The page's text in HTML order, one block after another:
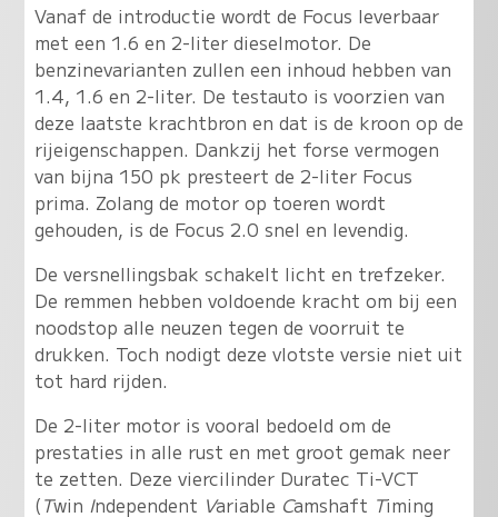
Vanaf de introductie wordt de Focus leverbaar
met een 1.6 en 2-liter dieselmotor. De
benzinevarianten zullen een inhoud hebben van
1.4, 1.6 en 2-liter. De testauto is voorzien van
deze laatste krachtbron en dat is de kroon op de
rijeigenschappen. Dankzij het forse vermogen
van bijna 150 pk presteert de 2-liter Focus
prima. Zolang de motor op toeren wordt
gehouden, is de Focus 2.0 snel en levendig.
De versnellingsbak schakelt licht en trefzeker.
De remmen hebben voldoende kracht om bij een
noodstop alle neuzen tegen de voorruit te
drukken. Toch nodigt deze vlotste versie niet uit
tot hard rijden.
De 2-liter motor is vooral bedoeld om de
prestaties in alle rust en met groot gemak neer
te zetten. Deze viercilinder Duratec Ti-VCT
(Twin Independent Variable Camshaft Timing